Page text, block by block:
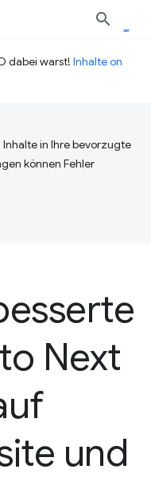
dabei warst! Inhalte on
in Ihre bevorzugte
können Fehler
Next
und